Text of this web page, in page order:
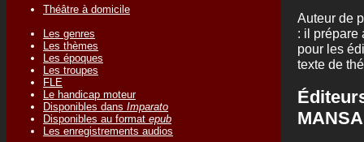
Théâtre à domicile
Les genres
Les thèmes
Les époques
Les troupes
FLE
Le handicap moteur
Disponibles dans Imparato
Disponibles au format epub
Les enregistrements audios
Auteur de
: il prépare
pour les
texte de
MANSA